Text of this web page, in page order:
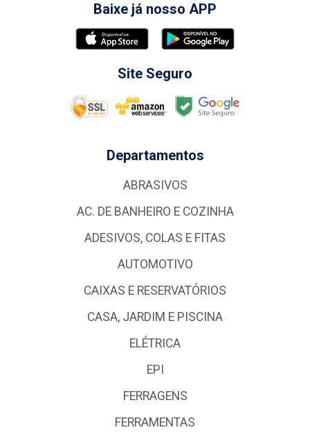
Baixe já nosso APP
Site Seguro
Departamentos
ABRASIVOS
AC. DE BANHEIRO E COZINHA
ADESIVOS, COLAS E FITAS
AUTOMOTIVO
CAIXAS E RESERVATÓRIOS
CASA, JARDIM E PISCINA
ELÉTRICA
EPI
FERRAGENS
FERRAMENTAS